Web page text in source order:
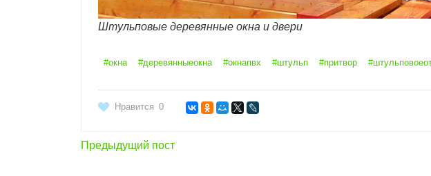
Штульповые деревянные окна и двери
#окна #деревянныеокна #окнапвх #штульп #притвор
Нравится 0
Предыдущий пост